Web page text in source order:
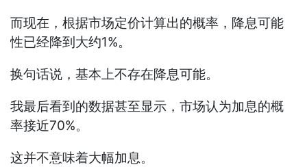
而现在，根据市场定价计算出的概率，降息可能
性已经降到大约1%。
换句话说，基本上不存在降息可能。
我最后看到的数据甚至显示，市场认为加息的概
率接近70%。
这并不意味着大幅加息。